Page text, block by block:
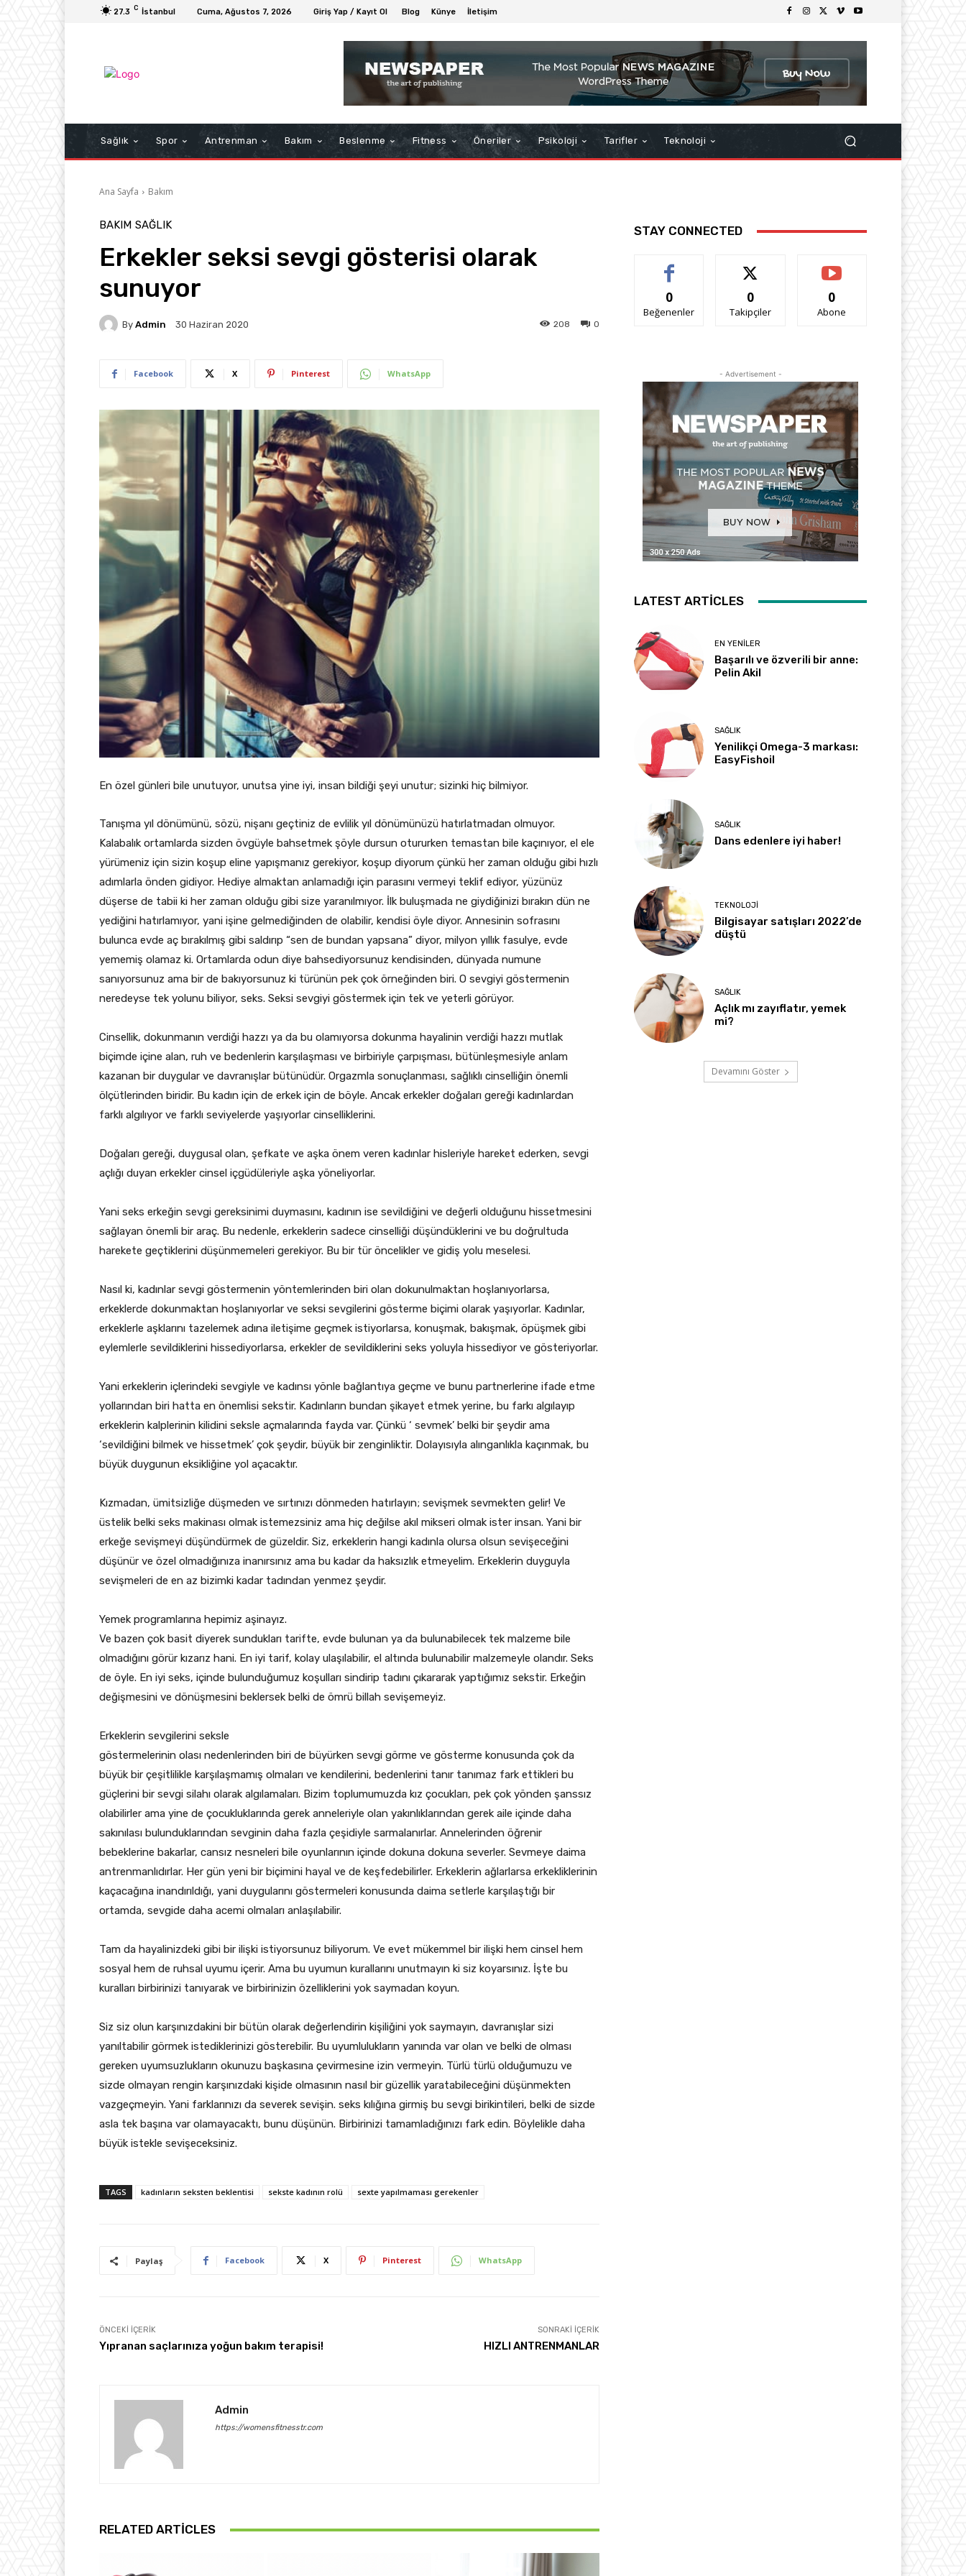
27.3 C İstanbul Cuma, Ağustos 7, 2026 Giriş Yap / Kayıt Ol Blog Künye İletişim
Sağlık Spor Antrenman Bakım Beslenme Fitness Öneriler Psikoloji Tarifler Teknoloji
Ana Sayfa Bakım
BAKIM SAĞLIK
Erkekler seksi sevgi gösterisi olarak
sunuyor
By Admin 30 Haziran 2020 0
208
Facebook X Pinterest WhatsApp
En özel günleri bile unutuyor, unutsa yine iyi, insan bildiği şeyi unutur; sizinki hiç bilmiyor.
Tanışma yıl dönümünü, sözü, nişanı geçtiniz de evlilik yıl dönümünüzü hatırlatmadan olmuyor.
Kalabalık ortamlarda sizden övgüyle bahsetmek şöyle dursun otururken temastan bile kaçınıyor, el ele
yürümeniz için sizin koşup eline yapışmanız gerekiyor, koşup diyorum çünkü her zaman olduğu gibi hızlı
adımlarla önden gidiyor. Hediye almaktan anlamadığı için parasını vermeyi teklif ediyor, yüzünüz
düşerse de tabii ki her zaman olduğu gibi size yaranılmıyor. İlk buluşmada ne giydiğinizi bırakın dün ne
yediğini hatırlamıyor, yani işine gelmediğinden de olabilir, kendisi öyle diyor. Annesinin sofrasını
bulunca evde aç bırakılmış gibi saldırıp “sen de bundan yapsana” diyor, milyon yıllık fasulye, evde
yememiş olamaz ki. Ortamlarda odun diye bahsediyorsunuz kendisinden, dünyada numune
sanıyorsunuz ama bir de bakıyorsunuz ki türünün pek çok örneğinden biri. O sevgiyi göstermenin
neredeyse tek yolunu biliyor, seks. Seksi sevgiyi göstermek için tek ve yeterli görüyor.
Cinsellik, dokunmanın verdiği hazzı ya da bu olamıyorsa dokunma hayalinin verdiği hazzı mutlak
biçimde içine alan, ruh ve bedenlerin karşılaşması ve birbiriyle çarpışması, bütünleşmesiyle anlam
kazanan bir duygular ve davranışlar bütünüdür. Orgazmla sonuçlanması, sağlıklı cinselliğin önemli
ölçütlerinden biridir. Bu kadın için de erkek için de böyle. Ancak erkekler doğaları gereği kadınlardan
farklı algılıyor ve farklı seviyelerde yaşıyorlar cinselliklerini.
Doğaları gereği, duygusal olan, şefkate ve aşka önem veren kadınlar hisleriyle hareket ederken, sevgi
açlığı duyan erkekler cinsel içgüdüleriyle aşka yöneliyorlar.
Yani seks erkeğin sevgi gereksinimi duymasını, kadının ise sevildiğini ve değerli olduğunu hissetmesini
sağlayan önemli bir araç. Bu nedenle, erkeklerin sadece cinselliği düşündüklerini ve bu doğrultuda
harekete geçtiklerini düşünmemeleri gerekiyor. Bu bir tür öncelikler ve gidiş yolu meselesi.
Nasıl ki, kadınlar sevgi göstermenin yöntemlerinden biri olan dokunulmaktan hoşlanıyorlarsa,
erkeklerde dokunmaktan hoşlanıyorlar ve seksi sevgilerini gösterme biçimi olarak yaşıyorlar. Kadınlar,
erkeklerle aşklarını tazelemek adına iletişime geçmek istiyorlarsa, konuşmak, bakışmak, öpüşmek gibi
eylemlerle sevildiklerini hissediyorlarsa, erkekler de sevildiklerini seks yoluyla hissediyor ve gösteriyorlar.
Yani erkeklerin içlerindeki sevgiyle ve kadınsı yönle bağlantıya geçme ve bunu partnerlerine ifade etme
yollarından biri hatta en önemlisi sekstir. Kadınların bundan şikayet etmek yerine, bu farkı algılayıp
erkeklerin kalplerinin kilidini seksle açmalarında fayda var. Çünkü ‘ sevmek’ belki bir şeydir ama
‘sevildiğini bilmek ve hissetmek’ çok şeydir, büyük bir zenginliktir. Dolayısıyla alınganlıkla kaçınmak, bu
büyük duygunun eksikliğine yol açacaktır.
Kızmadan, ümitsizliğe düşmeden ve sırtınızı dönmeden hatırlayın; sevişmek sevmekten gelir! Ve
üstelik belki seks makinası olmak istemezsiniz ama hiç değilse akıl mikseri olmak ister insan. Yani bir
erkeğe sevişmeyi düşündürmek de güzeldir. Siz, erkeklerin hangi kadınla olursa olsun sevişeceğini
düşünür ve özel olmadığınıza inanırsınız ama bu kadar da haksızlık etmeyelim. Erkeklerin duyguyla
sevişmeleri de en az bizimki kadar tadından yenmez şeydir.
Yemek programlarına hepimiz aşinayız.
Ve bazen çok basit diyerek sundukları tarifte, evde bulunan ya da bulunabilecek tek malzeme bile
olmadığını görür kızarız hani. En iyi tarif, kolay ulaşılabilir, el altında bulunabilir malzemeyle olandır. Seks
de öyle. En iyi seks, içinde bulunduğumuz koşulları sindirip tadını çıkararak yaptığımız sekstir. Erkeğin
değişmesini ve dönüşmesini beklersek belki de ömrü billah sevişemeyiz.
Erkeklerin sevgilerini seksle
göstermelerinin olası nedenlerinden biri de büyürken sevgi görme ve gösterme konusunda çok da
büyük bir çeşitlilikle karşılaşmamış olmaları ve kendilerini, bedenlerini tanır tanımaz fark ettikleri bu
güçlerini bir sevgi silahı olarak algılamaları. Bizim toplumumuzda kız çocukları, pek çok yönden şanssız
olabilirler ama yine de çocukluklarında gerek anneleriyle olan yakınlıklarından gerek aile içinde daha
sakınılası bulunduklarından sevginin daha fazla çeşidiyle sarmalanırlar. Annelerinden öğrenir
bebeklerine bakarlar, cansız nesneleri bile oyunlarının içinde dokuna dokuna severler. Sevmeye daima
antrenmanlıdırlar. Her gün yeni bir biçimini hayal ve de keşfedebilirler. Erkeklerin ağlarlarsa erkekliklerinin
kaçacağına inandırıldığı, yani duygularını göstermeleri konusunda daima setlerle karşılaştığı bir
ortamda, sevgide daha acemi olmaları anlaşılabilir.
Tam da hayalinizdeki gibi bir ilişki istiyorsunuz biliyorum. Ve evet mükemmel bir ilişki hem cinsel hem
sosyal hem de ruhsal uyumu içerir. Ama bu uyumun kurallarını unutmayın ki siz koyarsınız. İşte bu
kuralları birbirinizi tanıyarak ve birbirinizin özelliklerini yok saymadan koyun.
Siz siz olun karşınızdakini bir bütün olarak değerlendirin kişiliğini yok saymayın, davranışlar sizi
yanıltabilir görmek istediklerinizi gösterebilir. Bu uyumlulukların yanında var olan ve belki de olması
gereken uyumsuzlukların okunuzu başkasına çevirmesine izin vermeyin. Türlü türlü olduğumuzu ve
sizde olmayan rengin karşınızdaki kişide olmasının nasıl bir güzellik yaratabileceğini düşünmekten
vazgeçmeyin. Yani farklarınızı da severek sevişin. seks kılığına girmiş bu sevgi birikintileri, belki de sizde
asla tek başına var olamayacaktı, bunu düşünün. Birbirinizi tamamladığınızı fark edin. Böylelikle daha
büyük istekle sevişeceksiniz.
TAGS kadınların seksten beklentisi sekste kadının rolü sexte yapılmaması gerekenler
Paylaş Facebook X Pinterest WhatsApp
ÖNCEKI İÇERIK
Yıpranan saçlarınıza yoğun bakım terapisi!
SONRAKI İÇERIK
HIZLI ANTRENMANLAR
Admin
https://womensfitnesstr.com
RELATED ARTICLES
STAY CONNECTED
0
Beğenenler
0
Takipçiler
0
Abone
- Advertisement -
LATEST ARTICLES
EN YENILER
Başarılı ve özverili bir anne:
Pelin Akil
SAĞLIK
Yenilikçi Omega-3 markası:
EasyFishoil
SAĞLIK
Dans edenlere iyi haber!
TEKNOLOJI
Bilgisayar satışları 2022’de
düştü
SAĞLIK
Açlık mı zayıflatır, yemek
mi?
Devamını Göster